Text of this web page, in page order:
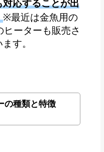
応することが出
※最近は金魚用の
ーターも販売さ
す。
の種類と特徴